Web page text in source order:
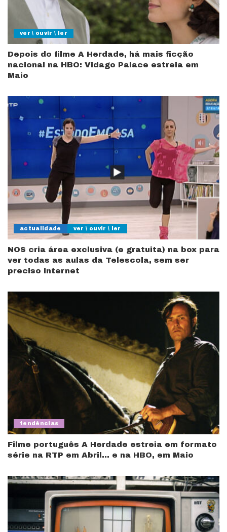
ver \ ouvir \ ler
Depois do filme A Herdade, há mais ficção
nacional na HBO: Vidago Palace estreia em
Maio
actualidade ver \ ouvir \ ler
NOS cria área exclusiva (e gratuita) na box para
ver todas as aulas da Telescola, sem ser
preciso Internet
tendências
Filme português A Herdade estreia em formato
série na RTP em Abril… e na HBO, em Maio